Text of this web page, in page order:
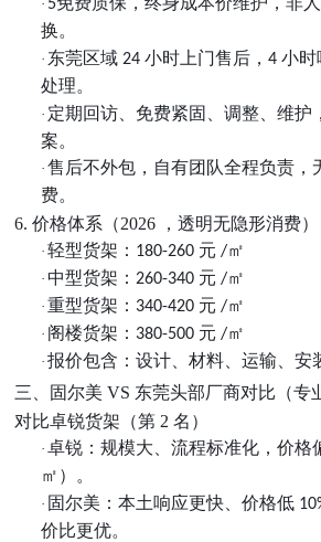
· 5
换。
· 东莞区域 24小时上门售后，4小时
处理。
· 定期回访、免费紧固、调整、维护
案。
· 售后不外包，自有团队全程负责，
费。
6. 价格体系（2026 ，透明无隐形消费）
· 轻型货架： 180-260 元/㎡
· 中型货架：260-340 元/㎡
· 重型货架： 340-420 元/㎡
· 阁楼货架： 380-500 元/㎡
· 报价包含：设计、材料、运输、安
三、固尔美 VS 东莞头部厂商对比（专
对比卓锐货架（第 2 名）
· 卓锐：规模大、流程标准化，价格
㎡）。
· 固尔美：本土响应更快、价格低
价比更优。